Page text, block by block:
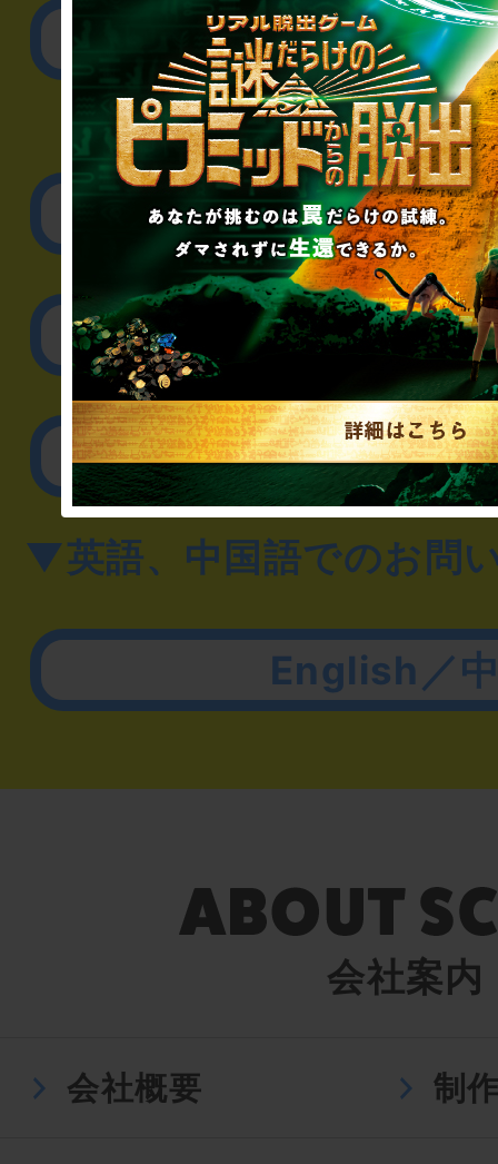
公演内容、チケット
▼企業／法人の方
リアル脱出ゲーム制作
取材に関するお
その他のご相談／
▼英語、中国語でのお問
English／
会社案内
会社概要 制